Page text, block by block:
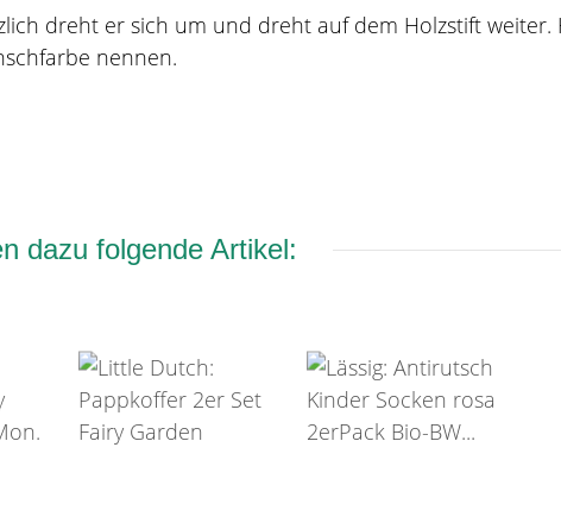
dreht er sich um und dreht auf dem Holzstift weiter.
nennen.
dazu folgende Artikel: